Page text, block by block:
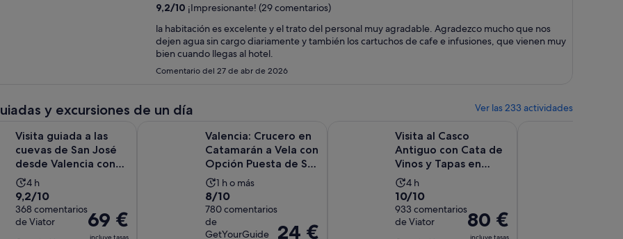
496 €
por
9,2/10 ¡Impresionante! (29 comentarios)
la habitación es excelente y el trato del personal muy agradable. Agradezco mucho que nos
dejen agua sin cargo diariamente y también los cartuchos de cafe e infusiones, que vienen muy
bien cuando llegas al hotel.
Comentario del 27 de abr de 2026
y excursiones de un día Ver las 233 actividades
Visita guiada a las
cuevas de San José
desde Valencia con
guía local
La
duración
de
la
4 h
9.2
sobre
10
9,2/10
368 comentarios
de Viator
El
precio
69 €
incluye tasas
Valencia: Crucero en
Catamarán a Vela con
Opción Puesta de Sol
y DJ
La
duración
de
la
1 h o más
8.0
sobre
10
8/10
780 comentarios
de
GetYourGuide
El
24 €
Visita al Casco
Antiguo con Cata de
Vinos y Tapas en
Espacio Histórico del
...
La
duración
de
la
4 h
10.0
sobre
10
10/10
933 comentarios
de Viator
El
precio
80 €
incluye tasas